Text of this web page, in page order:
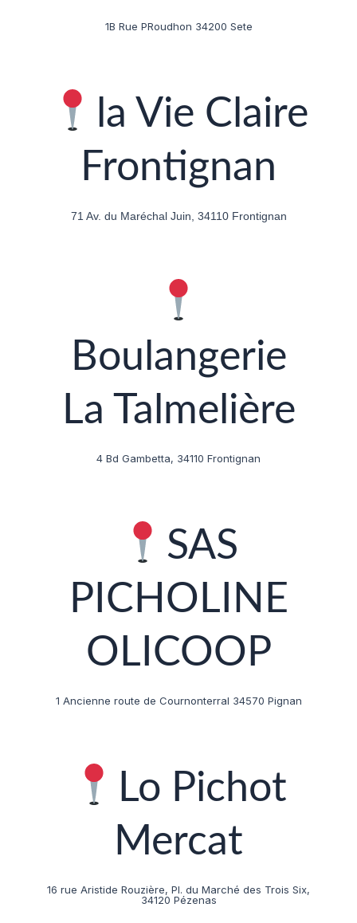
1B Rue PRoudhon 34200 Sete
la Vie Claire
Frontignan
71 Av. du Maréchal Juin, 34110 Frontignan
Boulangerie
La Talmelière
4 Bd Gambetta, 34110 Frontignan
SAS
PICHOLINE
OLICOOP
1 Ancienne route de Cournonterral 34570 Pignan
Lo Pichot
Mercat
16 rue Aristide Rouzière, Pl. du Marché des Trois Six,
34120 Pézenas